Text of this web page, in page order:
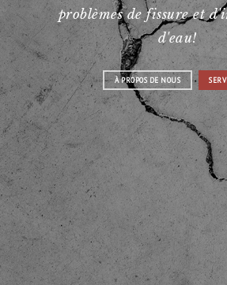
problèmes de fissure et
d'eau!
À PROPOS DE NOUS